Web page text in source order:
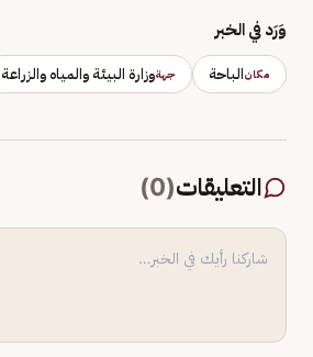
وَرَد في الخبر
مكانالباحة جهةوزارة البيئة والمياه والزراعة
التعليقات(
0
)